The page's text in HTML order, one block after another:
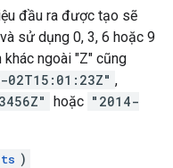
đầu ra được tạo sẽ
sử dụng 0, 3, 6 hoặc 9
ngoài "Z" cũng
02T15:01:23Z" ,
hoặc "2014-
)